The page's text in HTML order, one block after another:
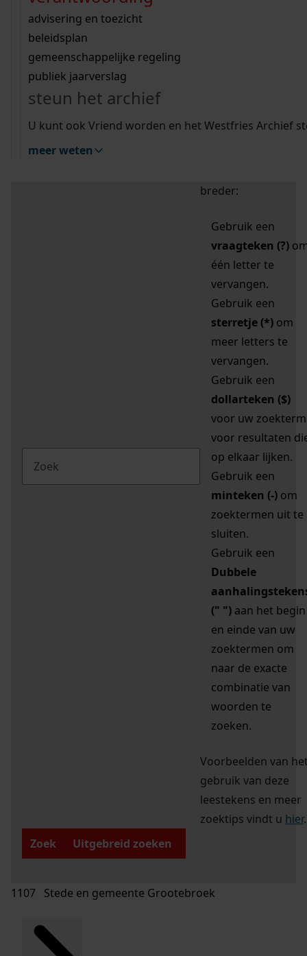
bouwvergunningen
omgevingsvergunningen
vergunningen
beeld en geluid
uitleg nodig?
Wij helpen u op weg met een aantal zoektips.
bekijk alle zoektips
Wij helpen u op weg met een aantal zoektips.
bekijk alle zoektips
bekijk ons geschiedenislokaal
advisering en toezicht
beleidsplan
gemeenschappelijke regeling
publiek jaarverslag
steun het archief
U kunt ook Vriend worden en het Westfries Archief
meer weten
zoektips
Mijn Studiezaal (inloggen)
uw zoekopdracht te
breder:
Gebruik een
vraagteken (?)
één letter te
vervangen.
Gebruik een
sterretje (*) om
meer letters te
vervangen.
Gebruik een
dollarteken ($)
voor uw zoekterm
voor resultaten
op elkaar lijken.
Gebruik een
minteken (-) om
zoektermen uit te
sluiten.
Gebruik een
Dubbele
(" ") aan het begin
en einde van uw
zoektermen om
naar de exacte
combinatie van
woorden te
zoeken.
Voorbeelden van
gebruik van deze
leestekens en meer
zoektips vindt u hier.
Zoek
Uitgebreid zoeken
1107 Stede en gemeente Grootebroek